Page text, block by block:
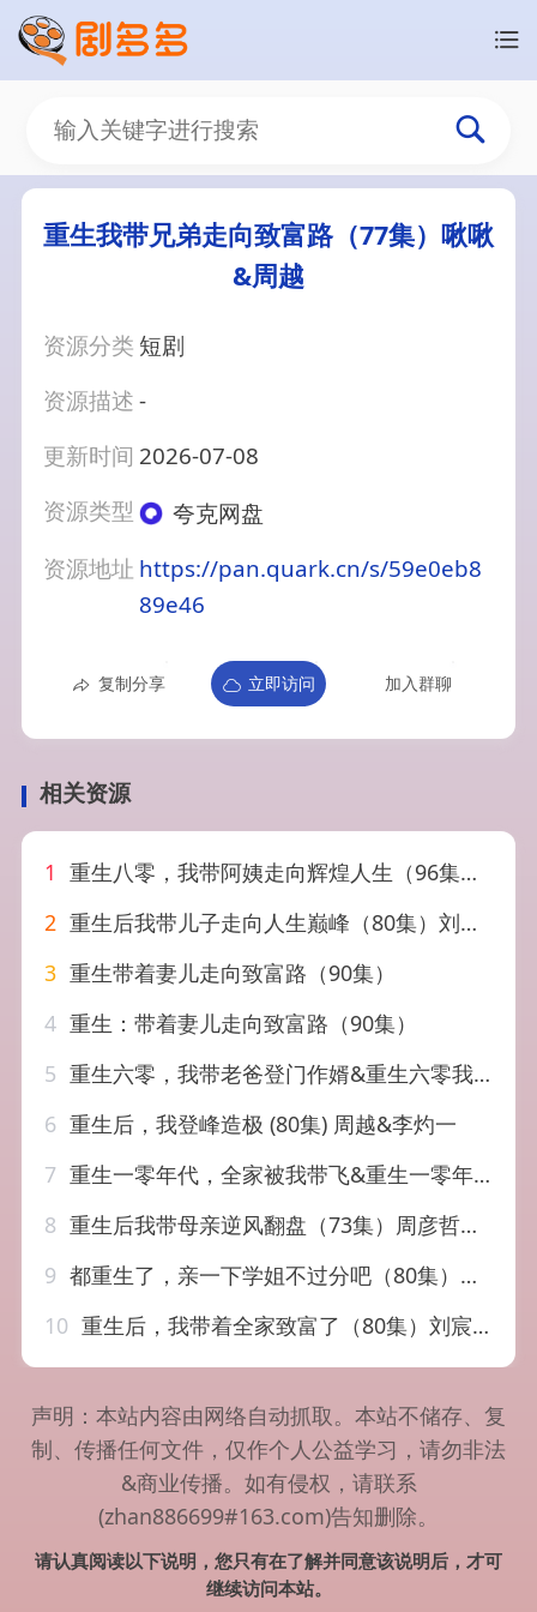
重生我带兄弟走向致富路（77集）啾啾
&周越
资源分类 短剧
资源描述-
更新时间 2026-07-08
资源类型
夸克网盘
资源地址 https://pan.quark.cn/s/59e0eb8
89e46
复制分享 立即访问 加入群聊
相关资源
1 重生八零，我带阿姨走向辉煌人生（96集）徐晨皓＆梦露
2 重生后我带儿子走向人生巅峰（80集）刘松涛&王沁然
3 重生带着妻儿走向致富路（90集）
4 重生：带着妻儿走向致富路（90集）
5 重生六零，我带老爸登门作婿&重生六零我带老爸登门作婿（90集）AI短剧
6 重生后，我登峰造极 (80集) 周越&李灼一
7 重生一零年代，全家被我带飞&重生一零年代全家被我带飞（53集）左馨&白珩威
8 重生后我带母亲逆风翻盘（73集）周彦哲＆甜九洛
9 都重生了，亲一下学姐不过分吧（80集）李苗苗&周越
10 重生后，我带着全家致富了（80集）刘宸羽＆韩芮莹
声明：本站内容由网络自动抓取。本站不储存、复
制、传播任何文件，仅作个人公益学习，请勿非法
&商业传播。如有侵权，请联系
(zhan886699#163.com)告知删除。
请认真阅读以下说明，您只有在了解并同意该说明后，才可
继续访问本站。